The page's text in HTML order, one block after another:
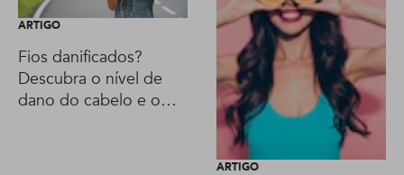
ARTIGO
Fios danificados?
Descubra o nível de
dano do cabelo e o
ARTIGO